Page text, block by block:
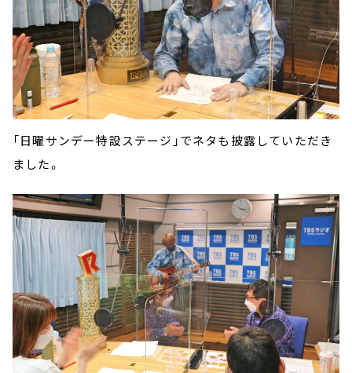
「日曜サンデー特設ステージ」でネタも披露していただき
ました。